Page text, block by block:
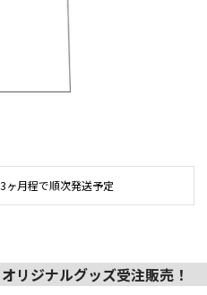
ヶ月程で順次発送予定
リジナルグッズ受注販売！